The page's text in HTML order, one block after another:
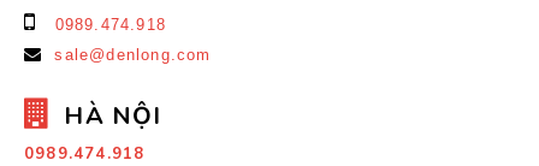
0989.474.918
sale@denlong.com
HÀ NỘI
0989.474.918